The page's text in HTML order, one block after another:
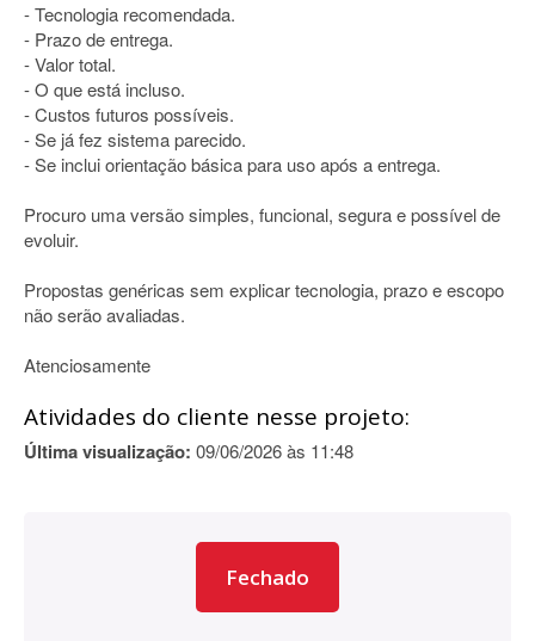
- Tecnologia recomendada.
- Prazo de entrega.
- Valor total.
- O que está incluso.
- Custos futuros possíveis.
- Se já fez sistema parecido.
- Se inclui orientação básica para uso após a entrega.
Procuro uma versão simples, funcional, segura e possível de
evoluir.
Propostas genéricas sem explicar tecnologia, prazo e escopo
não serão avaliadas.
Atenciosamente
Atividades do cliente nesse projeto:
Última visualização: 09/06/2026 às 11:48
Fechado